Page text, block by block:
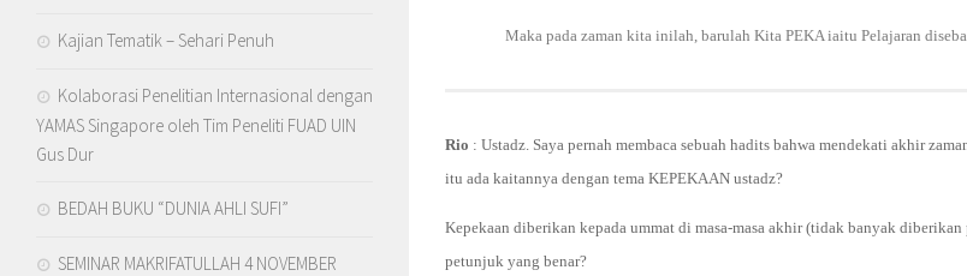
Maka pada zaman kita inilah, barulah Kita PEKA iaitu Pelajaran
Rio : Ustadz. Saya pernah membaca sebuah hadits bahwa mendekati akhir
itu ada kaitannya dengan tema KEPEKAAN ustadz?
Kepekaan diberikan kepada ummat di masa-masa akhir (tidak banyak
petunjuk yang benar?
Kajian Tematik – Sehari Penuh
Kolaborasi Penelitian Internasional dengan
YAMAS Singapore oleh Tim Peneliti FUAD UIN
Gus Dur
BEDAH BUKU “DUNIA AHLI SUFI”
SEMINAR MAKRIFATULLAH 4 NOVEMBER